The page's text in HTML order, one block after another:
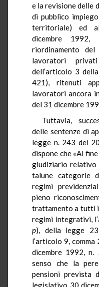
e la revisione delle
di pubblico
territoriale) ed
dicembre
riordinamento
lavoratori
dell’articolo 3
421), ritenuti
lavoratori ancora
del 31 dicembre
Tuttavia,
delle sentenze di
legge n. 243 del
dispone che «Al
giudiziario
talune categorie
regimi
pieno
trattamento a tutti
regimi integrativi,
p), della legge
l’articolo 9,
dicembre 1992, n.
senso che la
pensioni prevista
legislativo 30